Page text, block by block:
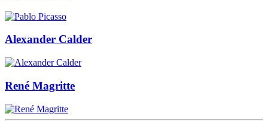
Alexander Calder
René Magritte